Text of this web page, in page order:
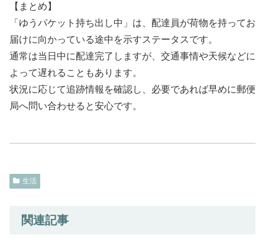
【まとめ】
「ゆうパケット持ち出し中」は、配達員が荷物を持ってお
届けに向かっている途中を示すステータスです。
通常は当日中に配達完了しますが、交通事情や天候などに
よって遅れることもあります。
状況に応じて追跡情報を確認し、必要であれば早めに郵便
局へ問い合わせると安心です。
生活
関連記事